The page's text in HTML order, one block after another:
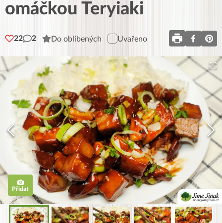
omáčkou Teryiaki
22 2 Do oblíbených Uvařeno
Přidat